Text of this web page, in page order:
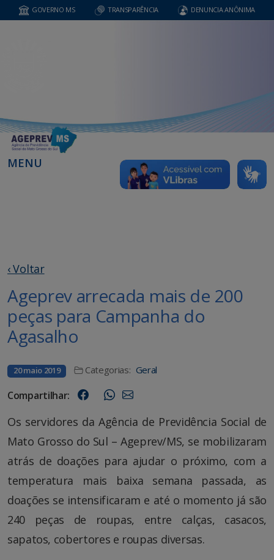
GOVERNO MS TRANSPARÊNCIA DENUNCIA ANÔNIMA
MENU
‹ Voltar
Ageprev arrecada mais de 200
peças para Campanha do
Agasalho
20 maio 2019 Categorias: Geral
Compartilhar:
Os servidores da Agência de Previdência Social de
Mato Grosso do Sul – Ageprev/MS, se mobilizaram
atrás de doações para ajudar o próximo, com a
temperatura mais baixa semana passada, as
doações se intensificaram e até o momento já são
240 peças de roupas, entre calças, casacos,
sapatos, cobertores e roupas diversas.